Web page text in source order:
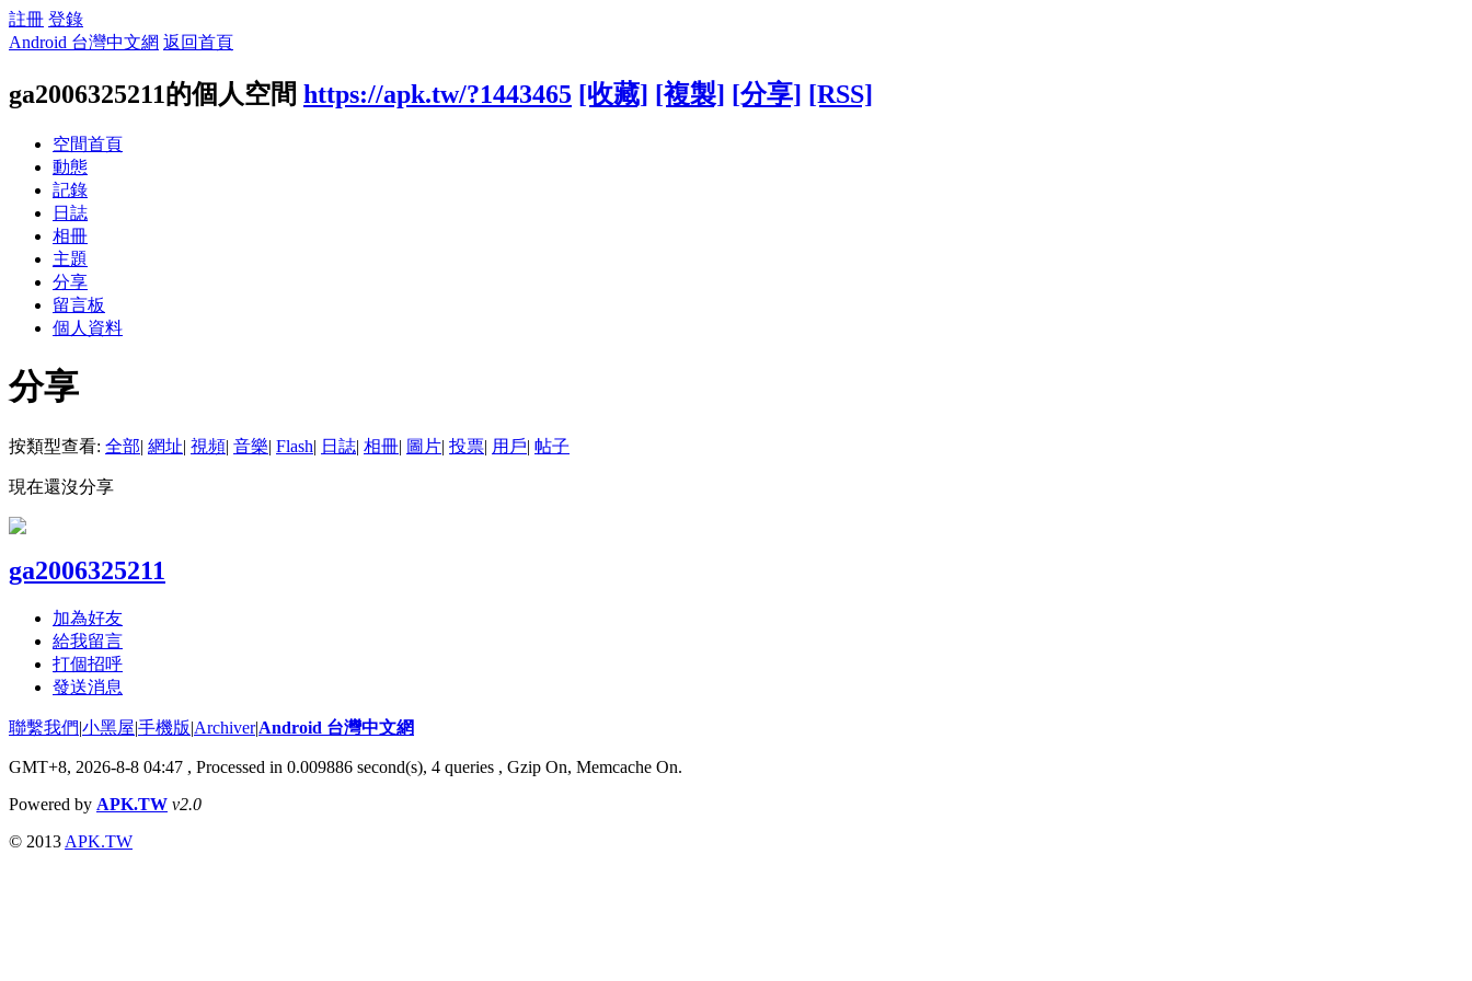
註冊 登錄
Android 台灣中文網 返回首頁
ga2006325211的個人空間 https://apk.tw/?1443465 [收藏] [複製] [分享] [RSS]
空間首頁
動態
記錄
日誌
相冊
主題
分享
留言板
個人資料
分享
按類型查看: 全部| 網址| 視頻| 音樂| Flash| 日誌| 相冊| 圖片| 投票| 用戶| 帖子
現在還沒分享
ga2006325211
加為好友
給我留言
打個招呼
發送消息
聯繫我們|小黑屋|手機版|Archiver|Android 台灣中文網
GMT+8, 2026-8-8 04:47 , Processed in 0.009886 second(s), 4 queries , Gzip On, Memcache On.
Powered by APK.TW v2.0
© 2013 APK.TW